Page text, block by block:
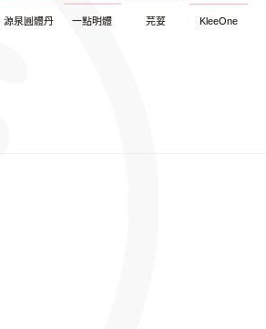
源泉圓體丹 一點明體 芫荽 KleeOne